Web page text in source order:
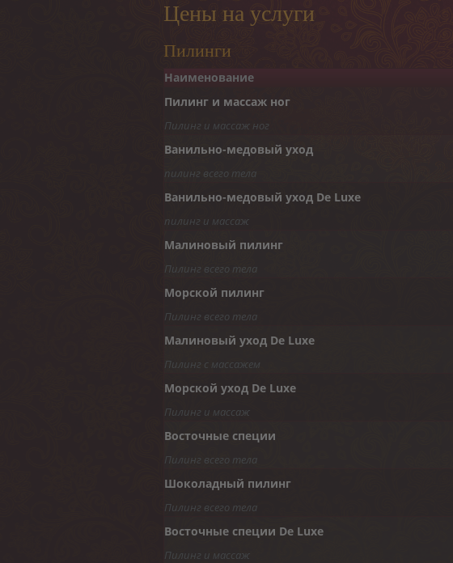
Цены на услуги
Пилинги
Наименование
Пилинг и массаж ног
Пилинг и массаж ног
Ванильно-медовый уход
пилинг всего тела
Ванильно-медовый уход De Luxe
пилинг и массаж
Малиновый пилинг
Пилинг всего тела
Морской пилинг
Пилинг всего тела
Малиновый уход De Luxe
Пилинг с массажем
Морской уход De Luxe
Пилинг и массаж
Восточные специи
Пилинг всего тела
Шоколадный пилинг
Пилинг всего тела
Восточные специи De Luxe
Пилинг и массаж